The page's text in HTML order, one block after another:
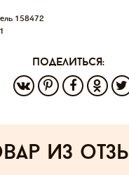
158472
поделиться:
из